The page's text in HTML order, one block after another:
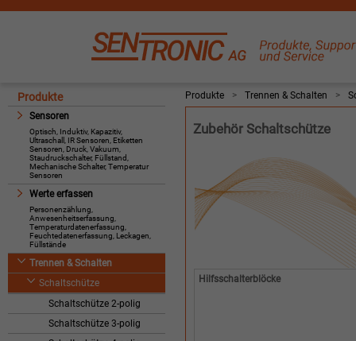
Produkte
Sensoren
Optisch, Induktiv, Kapazitiv,
Ultraschall, IR Sensoren, Etiketten
Sensoren, Druck, Vakuum,
Staudruckschalter, Füllstand,
Mechanische Schalter, Temperatur
Sensoren
Werte erfassen
Personenzählung,
Anwesenheitserfassung,
Temperaturdatenerfassung,
Feuchtedatenerfassung, Leckagen,
Füllstände
Trennen & Schalten
Schaltschütze
Schaltschütze 2-polig
Schaltschütze 3-polig
Produkte > Trennen & Schalten >
Zubehör Schaltschütze
Hilfsschalterblöcke